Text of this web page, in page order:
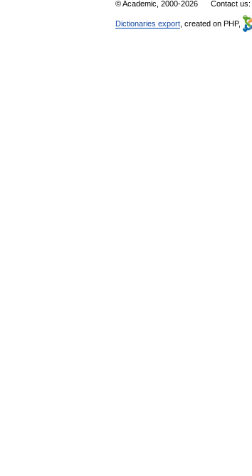
© Academic, 2000-2026 Contact us:
Dictionaries export , created on PHP,